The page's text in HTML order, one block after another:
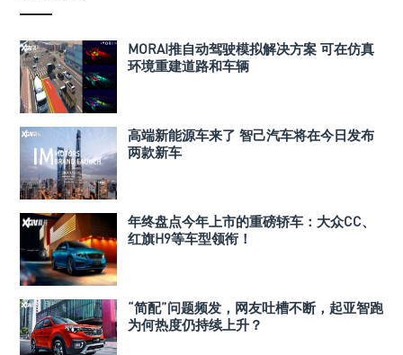
MORAI推自动驾驶模拟解决方案 可在仿真
环境重建道路和车辆
高端新能源车来了 智己汽车将在今日发布
两款新车
年终盘点今年上市的重磅轿车：大众CC、
红旗H9等车型领衔！
“简配”问题频发，网友吐槽不断，起亚智跑
为何热度仍持续上升？